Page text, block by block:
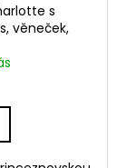
s
věneček,